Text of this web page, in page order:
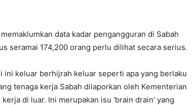
data kadar pengangguran di Sabah
seramai 174,200 orang perlu dilihat secara serius.
ini keluar berhijrah keluar seperti apa yang berlaku
tenaga kerja Sabah dilaporkan oleh Kementerian
di luar. Ini merupakan isu ‘brain drain’ yang